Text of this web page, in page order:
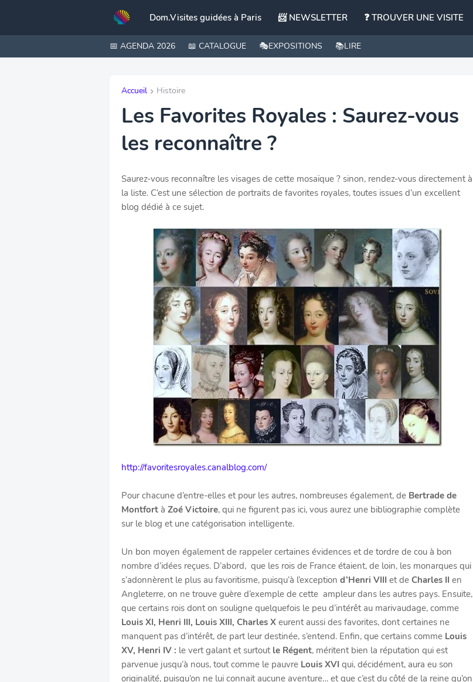
Dom.Visites guidées à Paris 📨 NEWSLETTER ❓ TROUVER UNE VISITE
📅 AGENDA 2026 📖 CATALOGUE 🎭EXPOSITIONS 📚LIRE
Accueil Histoire
Les Favorites Royales : Saurez-vous
les reconnaître ?
Saurez-vous reconnaître les visages de cette mosaïque ? sinon, rendez-vous directement à
la liste. C’est une sélection de portraits de favorites royales, toutes issues d’un excellent
blog dédié à ce sujet.
http://favoritesroyales.canalblog.com/
Pour chacune d’entre-elles et pour les autres, nombreuses également, de Bertrade de
Montfort à Zoé Victoire, qui ne figurent pas ici, vous aurez une bibliographie complète
sur le blog et une catégorisation intelligente.
Un bon moyen également de rappeler certaines évidences et de tordre de cou à bon
nombre d’idées reçues. D’abord, que les rois de France étaient, de loin, les monarques qui
s’adonnèrent le plus au favoritisme, puisqu’à l’exception d’Henri VIII et de Charles II en
Angleterre, on ne trouve guère d’exemple de cette ampleur dans les autres pays. Ensuite,
que certains rois dont on souligne quelquefois le peu d’intérêt au marivaudage, comme
Louis XI, Henri III, Louis XIII, Charles X eurent aussi des favorites, dont certaines ne
manquent pas d’intérêt, de part leur destinée, s’entend. Enfin, que certains comme Louis
XV, Henri IV : le vert galant et surtout le Régent, méritent bien la réputation qui est
parvenue jusqu’à nous, tout comme le pauvre Louis XVI qui, décidément, aura eu son
originalité, puisqu’on ne lui connait aucune aventure… et que c’est du côté de la reine qu’on